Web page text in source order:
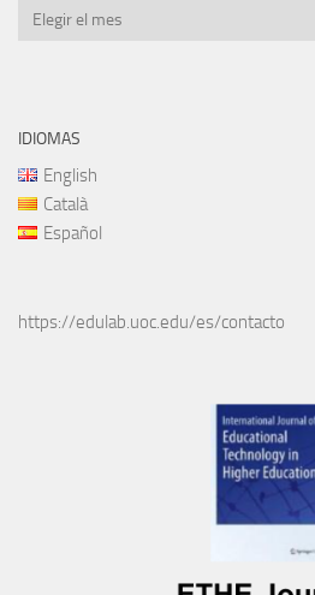
Archivos
IDIOMAS
English
Català
Español
https://edulab.uoc.edu/es/contacto